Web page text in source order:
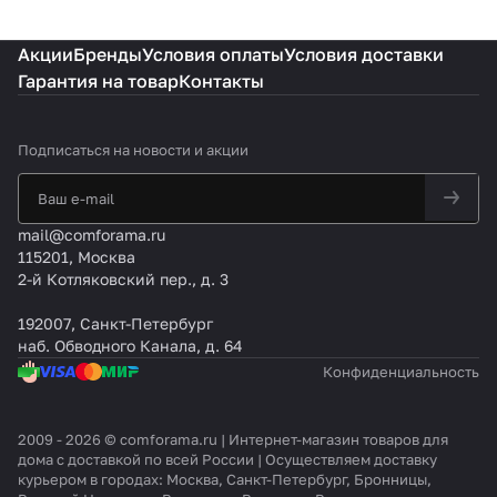
H
G
64
C
sb
er
g
66
H
GG
69
CT
G
638
3
bo
639
4
Tur
Ro
KC
63
H
66
63
E
C
63
G
m
Tu
АкцииБрендыУсловия оплатыУсловия доставки
Гарантия на товарКонтакты
Подписаться на новости и акции
mail@comforama.ru
115201, Москва
2-й Котляковский пер., д. 3
192007, Санкт-Петербург
наб. Обводного Канала, д. 64
Конфиденциальность
2009 - 2026 © comforama.ru | Интернет-магазин товаров для
дома с доставкой по всей России | Осуществляем доставку
курьером в городах: Москва, Санкт-Петербург, Бронницы,